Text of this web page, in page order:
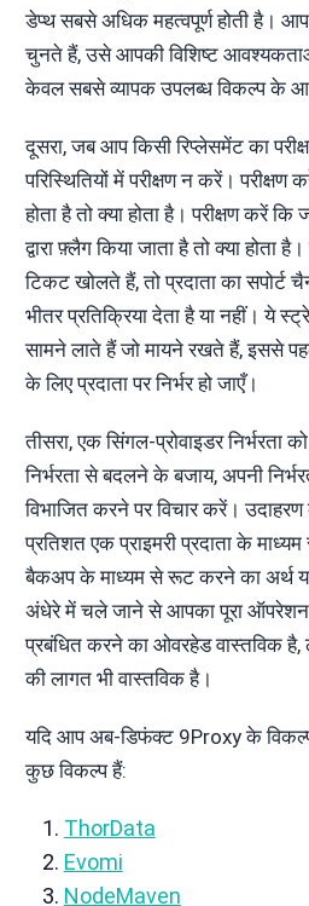
डेप्थ सबसे अधिक महत्वपूर्ण होती है।
चुनते हैं, उसे आपकी विशिष्ट
केवल सबसे व्यापक उपलब्ध विकल्प के
दूसरा, जब आप किसी रिप्लेसमेंट का
परिस्थितियों में परीक्षण न करें।
होता है तो क्या होता है। परीक्षण करें
द्वारा फ़्लैग किया जाता है तो क्या होता
टिकट खोलते हैं, तो प्रदाता का
भीतर प्रतिक्रिया देता है या नहीं। ये
सामने लाते हैं जो मायने रखते हैं, इससे
के लिए प्रदाता पर निर्भर हो जाएँ।
तीसरा, एक सिंगल-प्रोवाइडर निर्भरता
निर्भरता से बदलने के बजाय, अपनी
विभाजित करने पर विचार करें।
प्रतिशत एक प्राइमरी प्रदाता के
बैकअप के माध्यम से रूट करने का अर्थ
अंधेरे में चले जाने से आपका पूरा ऑपरेशन
प्रबंधित करने का ओवरहेड वास्तविक है,
की लागत भी वास्तविक है।
यदि आप अब-डिफंक्ट 9Proxy के
कुछ विकल्प हैं:
ThorData
Evomi
NodeMaven